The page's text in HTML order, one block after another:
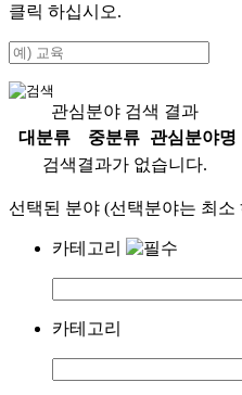
클릭 하십시오.
관심분야 검색 결과
대분류
중분류
관심분야명
검색결과가 없습니다.
선택된 분야 (선택분야는 최
카테고리
카테고리